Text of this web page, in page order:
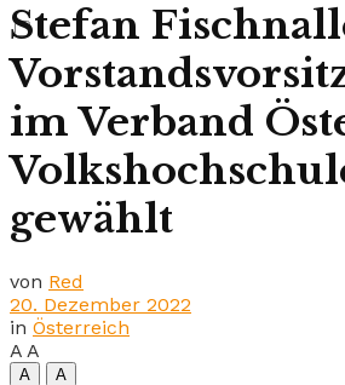
Stefan
im Verband
gewählt
von Red
20. Dezember 2022
in Österreich
A A
A
A